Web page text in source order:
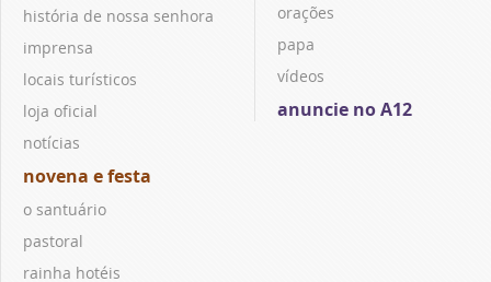
história de nossa senhora
imprensa
locais turísticos
loja oficial
notícias
novena e festa
o santuário
pastoral
rainha hotéis
orações
papa
vídeos
anuncie no A12